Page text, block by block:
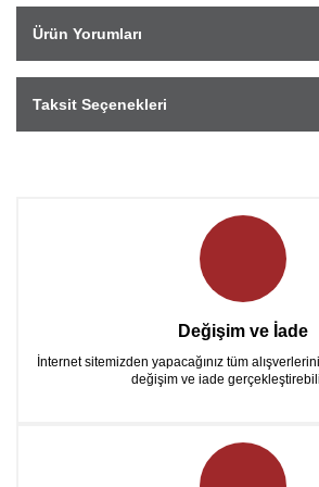
Ürün Yorumları
Taksit Seçenekleri
Değişim ve İade
İnternet sitemizden yapacağınız tüm
değişim ve iade